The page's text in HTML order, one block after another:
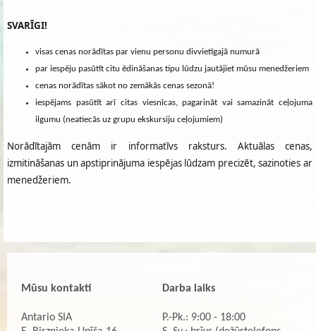
SVARĪGI!
visas cenas norādītas par vienu personu divvietīgajā numurā
par iespēju pasūtīt citu ēdināšanas tipu lūdzu jautājiet mūsu menedžeriem
cenas norādītas sākot no zemākās cenas sezonā!
iespējams pasūtīt arī citas viesnīcas, pagarināt vai samazināt ceļojuma
ilgumu (neatiecās uz grupu ekskursiju ceļojumiem)
Norādītajām cenām ir informatīvs raksturs. Aktuālas cenas,
izmitināšanas un apstiprinājuma iespējas lūdzam precizēt, sazinoties ar
menedžeriem.
Mūsu kontakti
Antario SIA
Darba laiks
P.-Pk.: 9:00 - 18:00